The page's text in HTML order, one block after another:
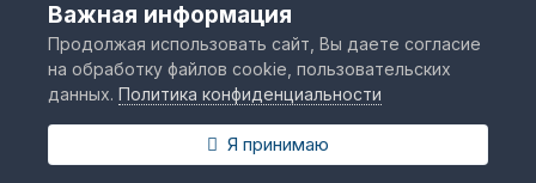
Евгений
Опубликовано28 сентября, 2010
Важная информация
Продолжая использовать сайт, Вы даете согласие
на обработку файлов cookie, пользовательских
данных.Политика конфиденциальности
Я принимаю